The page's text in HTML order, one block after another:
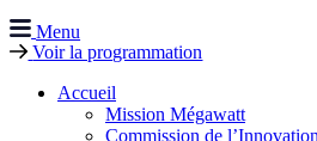
Menu
Voir la programmation
Accueil
Mission Mégawatt
Commission de